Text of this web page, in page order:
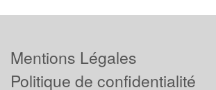
Mentions Légales
Politique de confidentialité